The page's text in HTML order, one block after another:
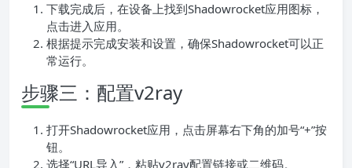
下载完成后，在设备上找到Shadowrocket应用图标，
点击进入应用。
根据提示完成安装和设置，确保Shadowrocket可以正
常运行。
步骤三：配置v2ray
打开Shadowrocket应用，点击屏幕右下角的加号“+”按
钮。
选择“URL导入”，粘贴v2ray配置链接或二维码。